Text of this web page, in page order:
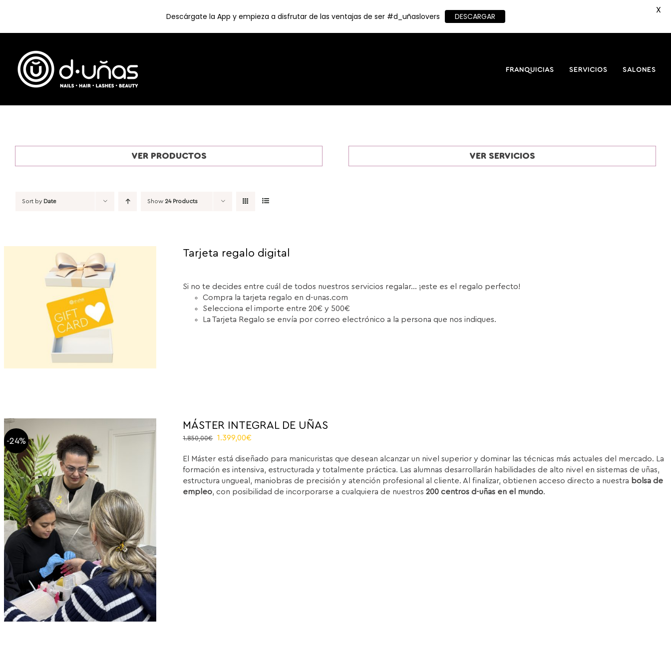
content
FRANQUICIAS SERVICIOS SALONES
VER PRODUCTOS VER SERVICIOS
Sort by Date Show 24 Products
Tarjeta regalo digital
Si no te decides entre cuál de todos nuestros servicios regalar... ¡este es el regalo perfecto!
Compra la tarjeta regalo en d-unas.com
Selecciona el importe entre 20€ y 500€
La Tarjeta Regalo se envía por correo electrónico a la persona que nos indiques.
-24%
MÁSTER INTEGRAL DE UÑAS
1.850,00€
El
original
era:
1.850,00€.
1.399,00€
actual
es:
1.399,00€.
El Máster está diseñado para manicuristas que desean alcanzar un nivel superior y dominar las técnicas más actuales del mercado. La
formación es intensiva, estructurada y totalmente práctica. Las alumnas desarrollarán habilidades de alto nivel en sistemas de uñas,
estructura ungueal, maniobras de precisión y atención profesional al cliente. Al finalizar, obtienen acceso directo a nuestra bolsa de
empleo, con posibilidad de incorporarse a cualquiera de nuestros200 centros d-uñas en el mundo.
Descárgate la App y empieza a disfrutar de las ventajas de ser #d_uñaslovers DESCARGAR
X